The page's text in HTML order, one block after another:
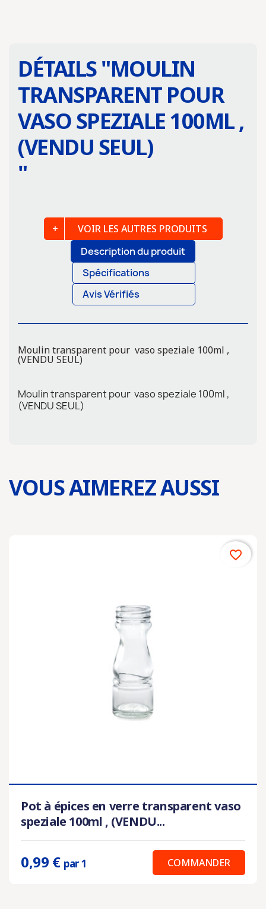
DÉTAILS "MOULIN
TRANSPARENT POUR
VASO SPEZIALE 100ML ,
(VENDU SEUL)
"
Description du produit
Spécifications
Avis Vérifiés
VOIR LES AUTRES PRODUITS
Moulin transparent pour vaso speziale 100ml ,
(VENDU SEUL)
Moulin transparent pour vaso speziale 100ml ,
(VENDU SEUL)
VOUS AIMEREZ AUSSI
Pot à épices en verre transparent vaso
speziale 100ml , (VENDU...
0,99 € par 1 COMMANDER
favorite_border